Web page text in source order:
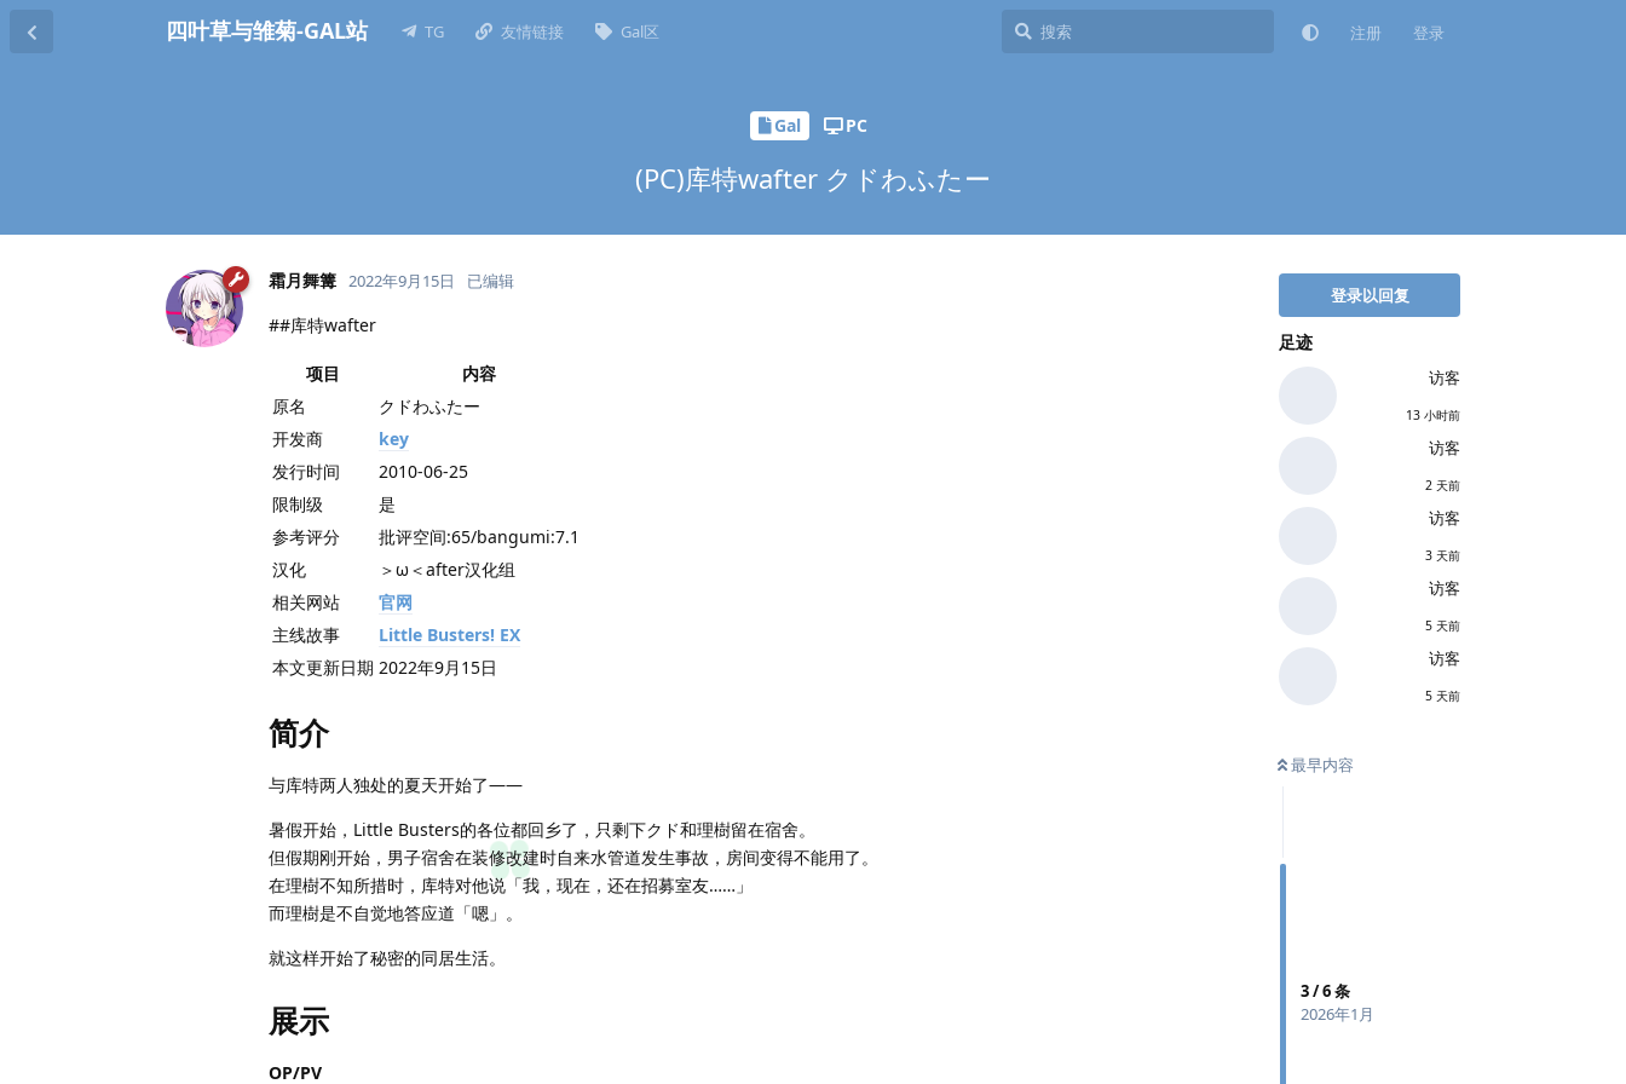
四叶草与雏菊-GAL站 TG 友情链接 Gal区 注册 登录
Gal PC
(PC)库特wafter クドわふたー
登录以回复
足迹
访客
13 小时前
访客
2 天前
访客
3 天前
访客
5 天前
访客
5 天前
最早内容
3/6条
2026年1月
霜月舞篝 2022年9月15日 已编辑
##库特wafter
项目
内容
原名
クドわふたー
开发商
key
发行时间
2010-06-25
限制级
是
参考评分
批评空间:65/bangumi:7.1
汉化
＞ω＜after汉化组
相关网站
官网
主线故事
Little Busters! EX
本文更新日期 2022年9月15日
简介
与库特两人独处的夏天开始了——
暑假开始，Little Busters的各位都回乡了，只剩下クド和理樹留在宿舍。
但假期刚开始，男子宿舍在装修改建时自来水管道发生事故，房间变得不能用了。
在理樹不知所措时，库特对他说「我，现在，还在招募室友……」
而理樹是不自觉地答应道「嗯」。
就这样开始了秘密的同居生活。
展示
OP/PV